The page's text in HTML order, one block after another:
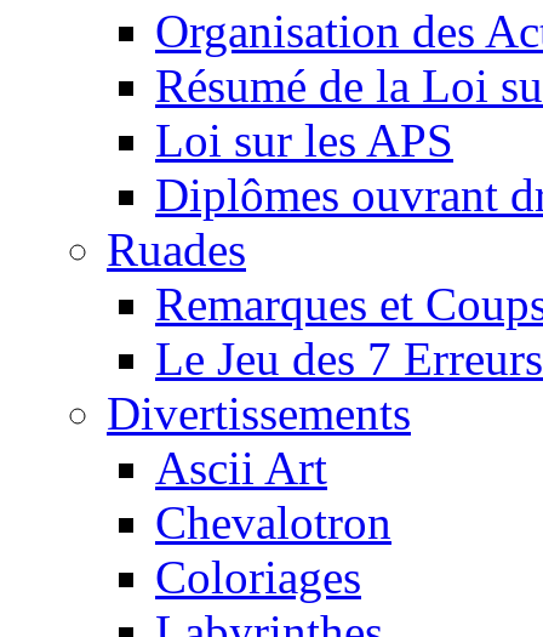
Organisation des
Résumé de la Loi
Loi sur les APS
Diplômes ouvrant
Ruades
Remarques et
Le Jeu des 7 Erreurs
Divertissements
Ascii Art
Chevalotron
Coloriages